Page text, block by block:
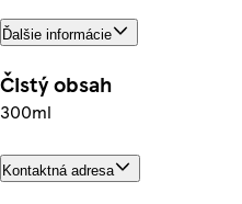
Ďalšie informácie
Čistý obsah
300ml
Kontaktná adresa